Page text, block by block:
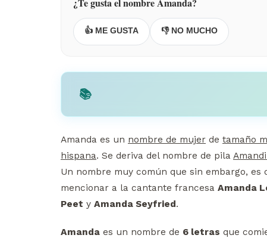
👍 ME GUSTA 👎 NO MUCHO
Amanda es un nombre de mujer de tamaño
hispana. Se deriva del nombre de pila
Un nombre muy común que sin embargo,
mencionar a la cantante francesa Amanda
Peet y Amanda Seyfried.
Amanda es un nombre de 6 letras que